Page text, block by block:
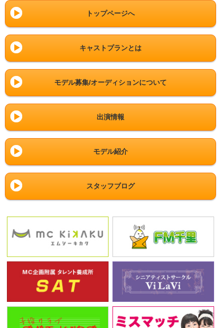
トップページへ
キャストプランとは
モデル募集/オーディションについて
出演情報
モデル紹介
スタッフブログ